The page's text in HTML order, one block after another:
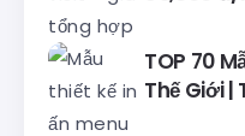
TOP 70
Thế Giới |